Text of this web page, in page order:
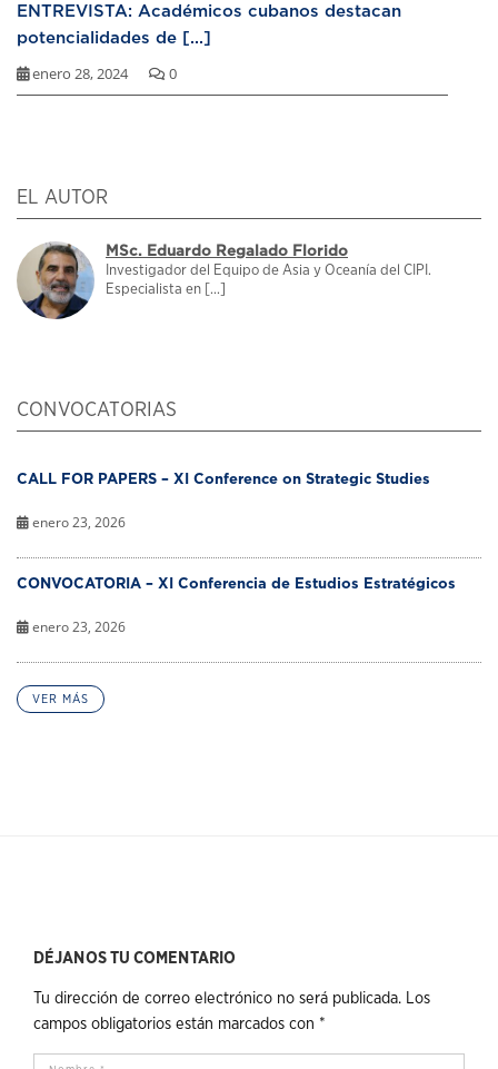
ENTREVISTA: Académicos cubanos destacan
potencialidades de [...]
enero 28, 2024 0
EL AUTOR
MSc. Eduardo Regalado Florido
Investigador del Equipo de Asia y Oceanía del CIPI.
Especialista en [...]
CONVOCATORIAS
CALL FOR PAPERS – XI Conference on Strategic Studies
enero 23, 2026
CONVOCATORIA – XI Conferencia de Estudios Estratégicos
enero 23, 2026
VER MÁS
DÉJANOS TU COMENTARIO
Tu dirección de correo electrónico no será publicada. Los
campos obligatorios están marcados con *